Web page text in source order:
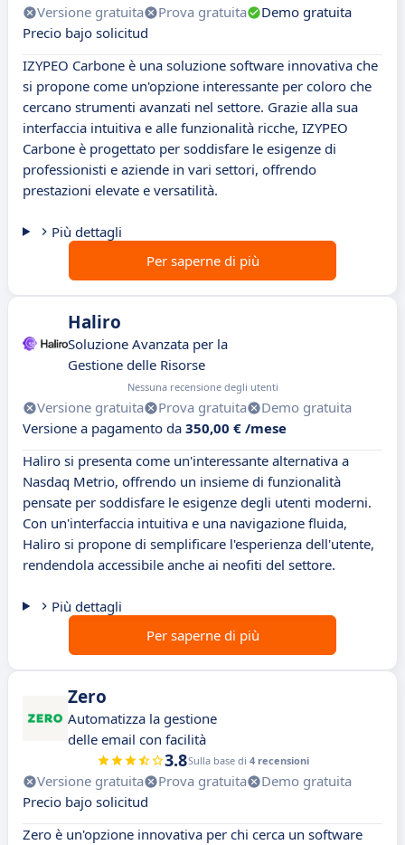
Versione gratuita Prova gratuita
Demo gratuita
Precio bajo solicitud
IZYPEO Carbone è una soluzione software innovativa che
si propone come un'opzione interessante per coloro che
cercano strumenti avanzati nel settore. Grazie alla sua
interfaccia intuitiva e alle funzionalità ricche, IZYPEO
Carbone è progettato per soddisfare le esigenze di
professionisti e aziende in vari settori, offrendo
prestazioni elevate e versatilità.
Più dettagli
Per saperne di più
Haliro
Soluzione Avanzata per la
Gestione delle Risorse
Nessuna recensione degli utenti
Versione gratuita Prova gratuita
Demo gratuita
Versione a pagamento da 350,00 € /mese
Haliro si presenta come un'interessante alternativa a
Nasdaq Metrio, offrendo un insieme di funzionalità
pensate per soddisfare le esigenze degli utenti moderni.
Con un'interfaccia intuitiva e una navigazione fluida,
Haliro si propone di semplificare l'esperienza dell'utente,
rendendola accessibile anche ai neofiti del settore.
Più dettagli
Per saperne di più
Zero
Automatizza la gestione
delle email con facilità
3.8Sulla base di 4 recensioni
Versione gratuita Prova gratuita
Demo gratuita
Precio bajo solicitud
Zero è un'opzione innovativa per chi cerca un software